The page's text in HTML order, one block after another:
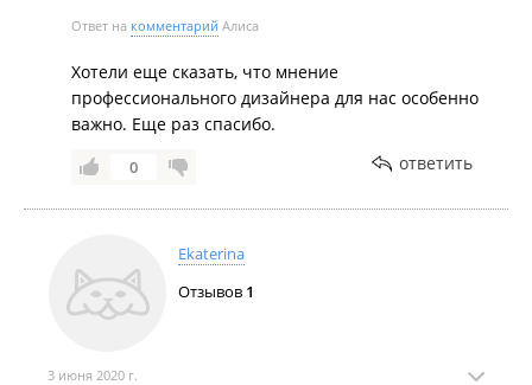
Ответ на комментарий Алиса
Хотели еще сказать, что мнение
профессионального дизайнера для нас особенно
важно. Еще раз спасибо.
0 ответить
Ekaterina
Отзывов 1
3 июня 2020 г.